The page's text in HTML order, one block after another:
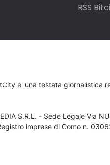
RSS
e' una testata giornalistica
S.R.L. - Sede Legale Via
imprese di Como n.